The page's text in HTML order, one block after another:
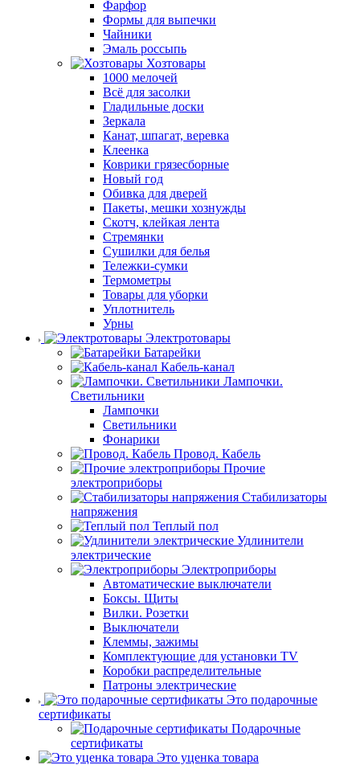
Фарфор
Формы для выпечки
Чайники
Эмаль россыпь
Хозтовары
1000 мелочей
Всё для засолки
Гладильные доски
Зеркала
Канат, шпагат, веревка
Клеенка
Коврики грязесборные
Новый год
Обивка для дверей
Пакеты, мешки хознужды
Скотч, клейкая лента
Стремянки
Сушилки для белья
Тележки-сумки
Термометры
Товары для уборки
Уплотнитель
Урны
Электротовары
Батарейки
Кабель-канал
Лампочки.
Светильники
Лампочки
Светильники
Фонарики
Провод. Кабель
Прочие
электроприборы
Стабилизаторы
напряжения
Теплый пол
Удлинители
электрические
Электроприборы
Автоматические выключатели
Боксы. Щиты
Вилки. Розетки
Выключатели
Клеммы, зажимы
Комплектующие для установки TV
Коробки распределительные
Патроны электрические
Это подарочные
сертификаты
Подарочные
сертификаты
Это уценка товара